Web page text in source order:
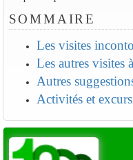
SOMMAIRE
Les visites
Les autres visites
Autres
Activités et